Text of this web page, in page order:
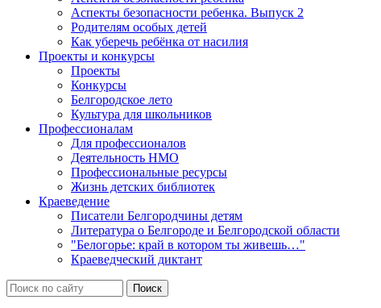
Аспекты безопасности ребенка. Выпуск 2
Родителям особых детей
Как уберечь ребёнка от насилия
Проекты и конкурсы
Проекты
Конкурсы
Белгородское лето
Культура для школьников
Профессионалам
Для профессионалов
Деятельность НМО
Профессиональные ресурсы
Жизнь детских библиотек
Краеведение
Писатели Белгородчины детям
Литература о Белгороде и Белгородской области
"Белогорье: край в котором ты живешь…"
Краеведческий диктант